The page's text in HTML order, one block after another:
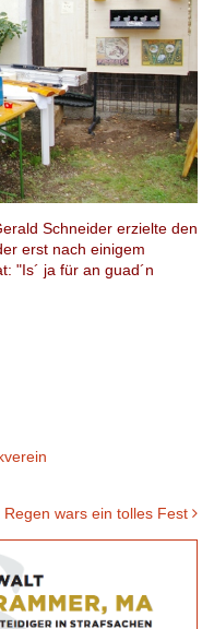
Schneider erzielte den
erst nach einigem
"Is´ ja für an guad´n
Regen wars ein tolles Fest